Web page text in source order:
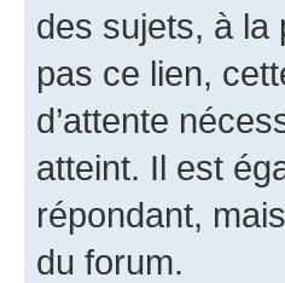
des sujets, à la
pas ce lien,
d’attente
atteint. Il est
répondant,
du forum.